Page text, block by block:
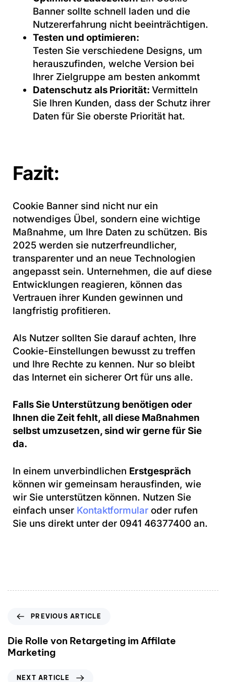
Banner sollte schnell laden und die
Nutzererfahrung nicht beeinträchtigen.
Testen und optimieren:
Testen Sie verschiedene Designs, um
herauszufinden, welche Version bei
Ihrer Zielgruppe am besten ankommt
Datenschutz als Priorität: Vermitteln
Sie Ihren Kunden, dass der Schutz ihrer
Daten für Sie oberste Priorität hat.
Fazit:
Cookie Banner sind nicht nur ein
notwendiges Übel, sondern eine wichtige
Maßnahme, um Ihre Daten zu schützen. Bis
2025 werden sie nutzerfreundlicher,
transparenter und an neue Technologien
angepasst sein. Unternehmen, die auf diese
Entwicklungen reagieren, können das
Vertrauen ihrer Kunden gewinnen und
langfristig profitieren.
Als Nutzer sollten Sie darauf achten, Ihre
Cookie-Einstellungen bewusst zu treffen
und Ihre Rechte zu kennen. Nur so bleibt
das Internet ein sicherer Ort für uns alle.
Falls Sie Unterstützung benötigen oder
Ihnen die Zeit fehlt, all diese Maßnahmen
selbst umzusetzen, sind wir gerne für Sie
da.
In einem unverbindlichen Erstgespräch
können wir gemeinsam herausfinden, wie
wir Sie unterstützen können. Nutzen Sie
einfach unser Kontaktformular oder rufen
Sie uns direkt unter der 0941 46377400 an.
PREVIOUS ARTICLE
Die Rolle von Retargeting im Affilate
Marketing
NEXT ARTICLE